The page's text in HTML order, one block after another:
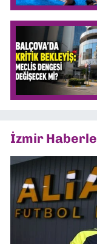
İzmir